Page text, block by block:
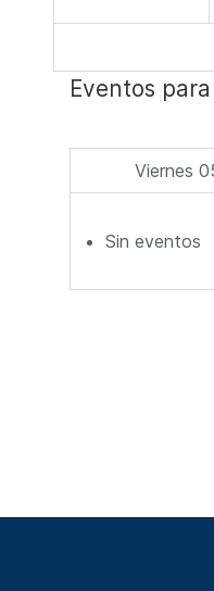
Eventos para
Viernes
Sin eventos